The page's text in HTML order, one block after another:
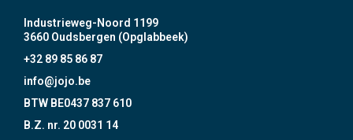
Industrieweg-Noord 1199
3660 Oudsbergen (Opglabbeek)
+32 89 85 86 87
info@jojo.be
BTW BE0437 837 610
B.Z. nr. 20 0031 14